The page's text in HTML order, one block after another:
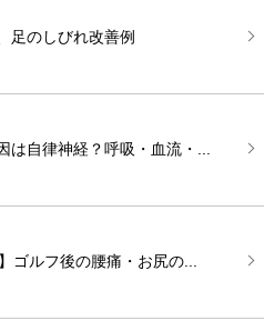
足のしびれ改善例
は自律神経？呼吸・血流・...
ゴルフ後の腰痛・お尻の...